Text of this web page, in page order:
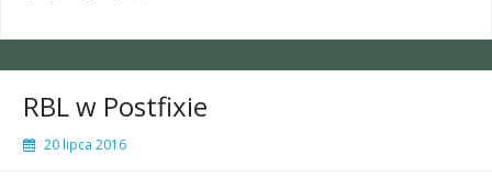
RBL w Postfixie
20 lipca 2016